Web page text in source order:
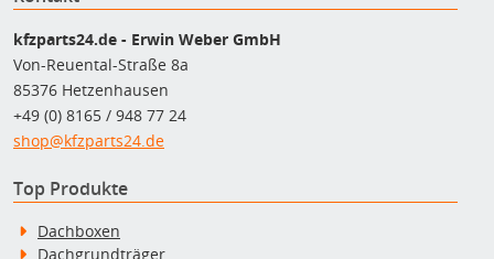
kfzparts24.de - Erwin Weber GmbH
Von-Reuental-Straße 8a
85376 Hetzenhausen
+49 (0) 8165 / 948 77 24
shop@kfzparts24.de
Top Produkte
Dachboxen
Dachgrundträger